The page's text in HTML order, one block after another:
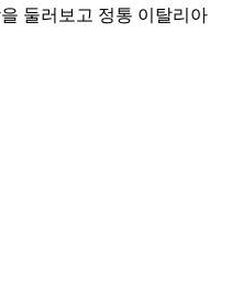
둘러보고 정통 이탈리아